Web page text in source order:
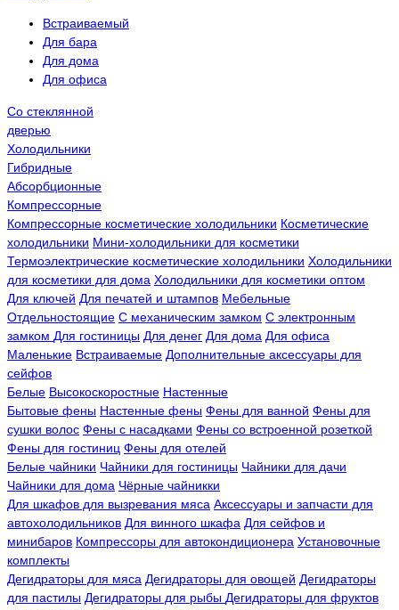
Встраиваемый
Для бара
Для дома
Для офиса
Со стеклянной
дверью
Холодильники
Гибридные
Абсорбционные
Компрессорные
Компрессорные косметические холодильники Косметические
холодильники Мини-холодильники для косметики
Термоэлектрические косметические холодильники Холодильники
для косметики для дома Холодильники для косметики оптом
Для ключей Для печатей и штампов Мебельные
Отдельностоящие С механическим замком С электронным
замком Для гостиницы Для денег Для дома Для офиса
Маленькие Встраиваемые Дополнительные аксессуары для
сейфов
Белые Высокоскоростные Настенные
Бытовые фены Настенные фены Фены для ванной Фены для
сушки волос Фены с насадками Фены со встроенной розеткой
Фены для гостиниц Фены для отелей
Белые чайники Чайники для гостиницы Чайники для дачи
Чайники для дома Чёрные чайникки
Для шкафов для вызревания мяса Аксессуары и запчасти для
автохолодильников Для винного шкафа Для сейфов и
минибаров Компрессоры для автокондиционера Установочные
комплекты
Дегидраторы для мяса Дегидраторы для овощей Дегидраторы
для пастилы Дегидраторы для рыбы Дегидраторы для фруктов